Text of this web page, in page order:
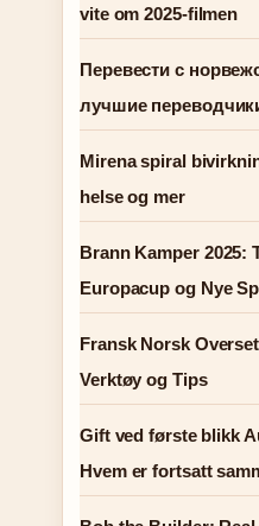
vite om 2025-filmen
Перевести с
лучшие
Mirena spiral
helse og mer
Brann Kamper 2025:
Europacup og Nye
Fransk Norsk
Verktøy og Tips
Gift ved første blikk
Hvem er fortsatt